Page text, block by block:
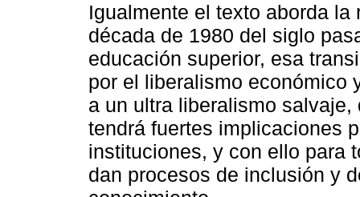
Igualmente el texto aborda
década de 1980 del siglo
educación superior, esa
por el liberalismo económico
a un ultra liberalismo
tendrá fuertes implicaciones
instituciones, y con ello para
dan procesos de inclusión y